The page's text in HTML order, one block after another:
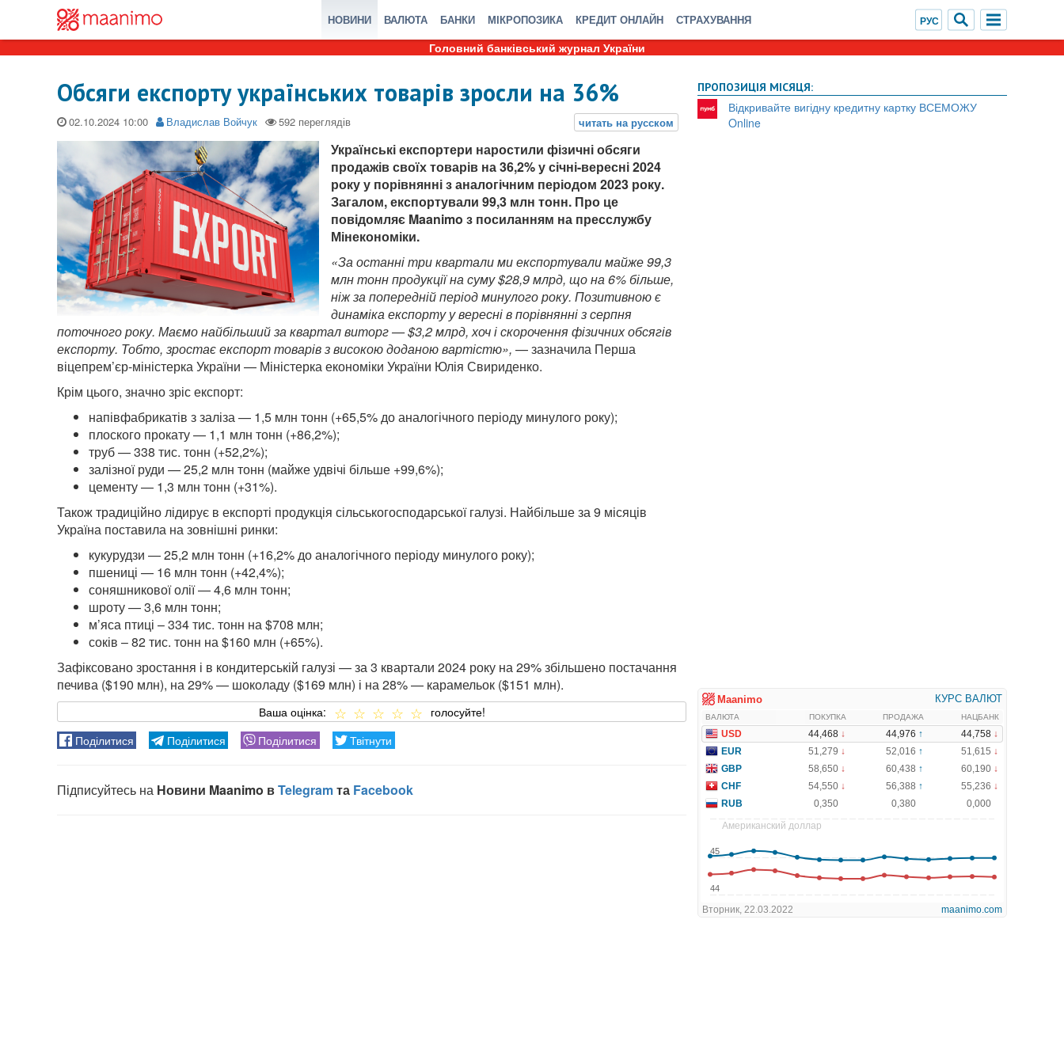
НОВИНИ ВАЛЮТА БАНКИ МІКРОПОЗИКА КРЕДИТ ОНЛАЙН СТРАХУВАННЯ
Головний банківський журнал України
Обсяги експорту українських товарів зросли на 36%
02.10.2024 Владислав Войчук
Українські експортери наростили фізичні обсяги
продажів своїх товарів на 36,2% у січні-вересні 2024
року у порівнянні з аналогічним періодом 2023 року.
Загалом, експортували 99,3 млн тонн. Про це
повідомляє Maanimo з посиланням на пресслужбу
Мінекономіки.
«За останні три квартали ми експортували майже 99,3
млн тонн продукції на суму $28,9 млрд, що на 6% більше,
ніж за попередній період минулого року. Позитивною є
динаміка експорту у вересні в порівнянні з серпня
поточного року. Маємо найбільший за квартал виторг — $3,2 млрд, хоч і скорочення фізичних обсягів
експорту. Тобто, зростає експорт товарів з високою доданою вартістю», — зазначила Перша
віцепрем’єр-міністерка України — Міністерка економіки України Юлія Свириденко.
Крім цього, значно зріс експорт:
напівфабрикатів з заліза — 1,5 млн тонн (+65,5% до аналогічного періоду минулого року);
плоского прокату — 1,1 млн тонн (+86,2%);
труб — 338 тис. тонн (+52,2%);
залізної руди — 25,2 млн тонн (майже удвічі більше +99,6%);
цементу — 1,3 млн тонн (+31%).
Також традиційно лідирує в експорті продукція сільськогосподарської галузі. Найбільше за 9 місяців
Україна поставила на зовнішні ринки:
кукурудзи — 25,2 млн тонн (+16,2% до аналогічного періоду минулого року);
пшениці — 16 млн тонн (+42,4%);
соняшникової олії — 4,6 млн тонн;
шроту — 3,6 млн тонн;
м’яса птиці – 334 тис. тонн на $708 млн;
соків – 82 тис. тонн на $160 млн (+65%).
Зафіксовано зростання і в кондитерській галузі — за 3 квартали 2024 року на 29% збільшено постачання
печива ($190 млн), на 29% — шоколаду ($169 млн) і на 28% — карамельок ($151 млн).
ПРОПОЗИЦІЯ МІСЯЦЯ:
Відкривайте вигідну кредитну картку ВСЕМОЖУ
Online